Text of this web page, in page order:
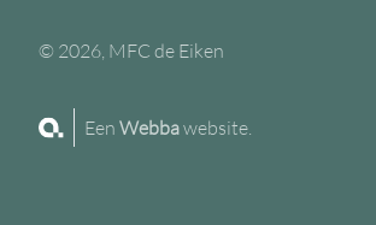
© 2026, MFC de Eiken
EenWebbawebsite.